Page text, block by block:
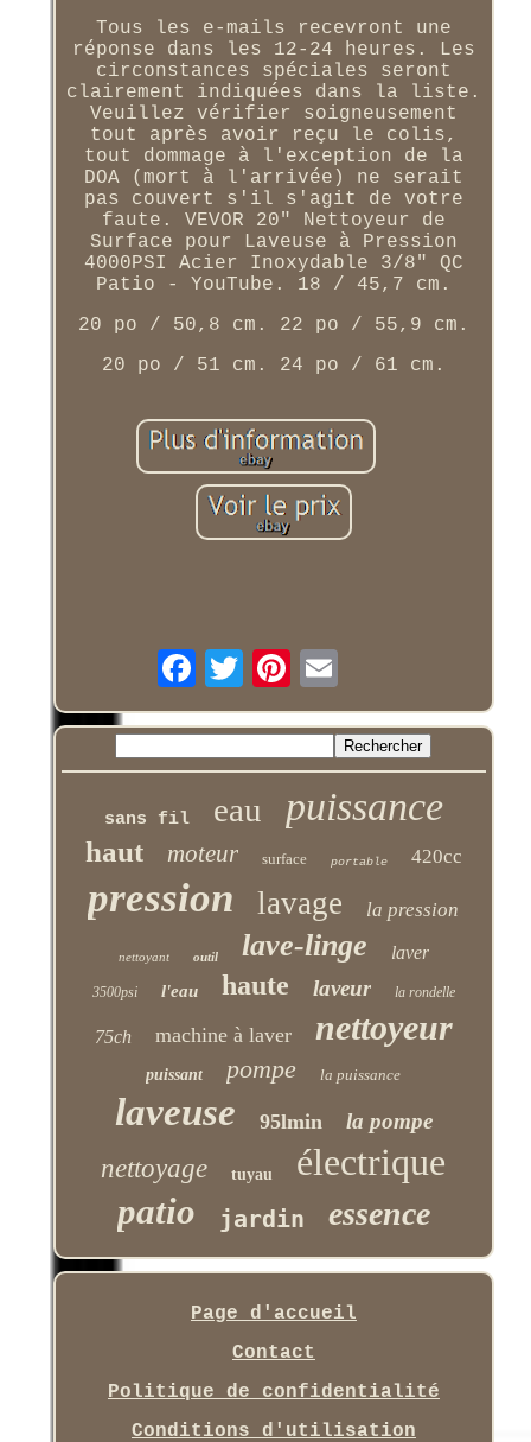
Tous les e-mails recevront une
réponse dans les 12-24 heures. Les
circonstances spéciales seront
clairement indiquées dans la liste.
Veuillez vérifier soigneusement
tout après avoir reçu le colis,
tout dommage à l'exception de la
DOA (mort à l'arrivée) ne serait
pas couvert s'il s'agit de votre
faute. VEVOR 20" Nettoyeur de
Surface pour Laveuse à Pression
4000PSI Acier Inoxydable 3/8" QC
Patio - YouTube. 18 / 45,7 cm.
20 po / 50,8 cm. 22 po / 55,9 cm.
20 po / 51 cm. 24 po / 61 cm.
sans fil eau puissance
haut moteur surface portable 420cc
pression lavage la pression
nettoyant outil lave-linge laver
3500psi l'eau haute laveur la rondelle
75ch machine à laver nettoyeur
puissant pompe la puissance
laveuse 95lmin la pompe
nettoyage tuyau électrique
patio jardin essence
Page d'accueil
Contact
Politique de confidentialité
Conditions d'utilisation